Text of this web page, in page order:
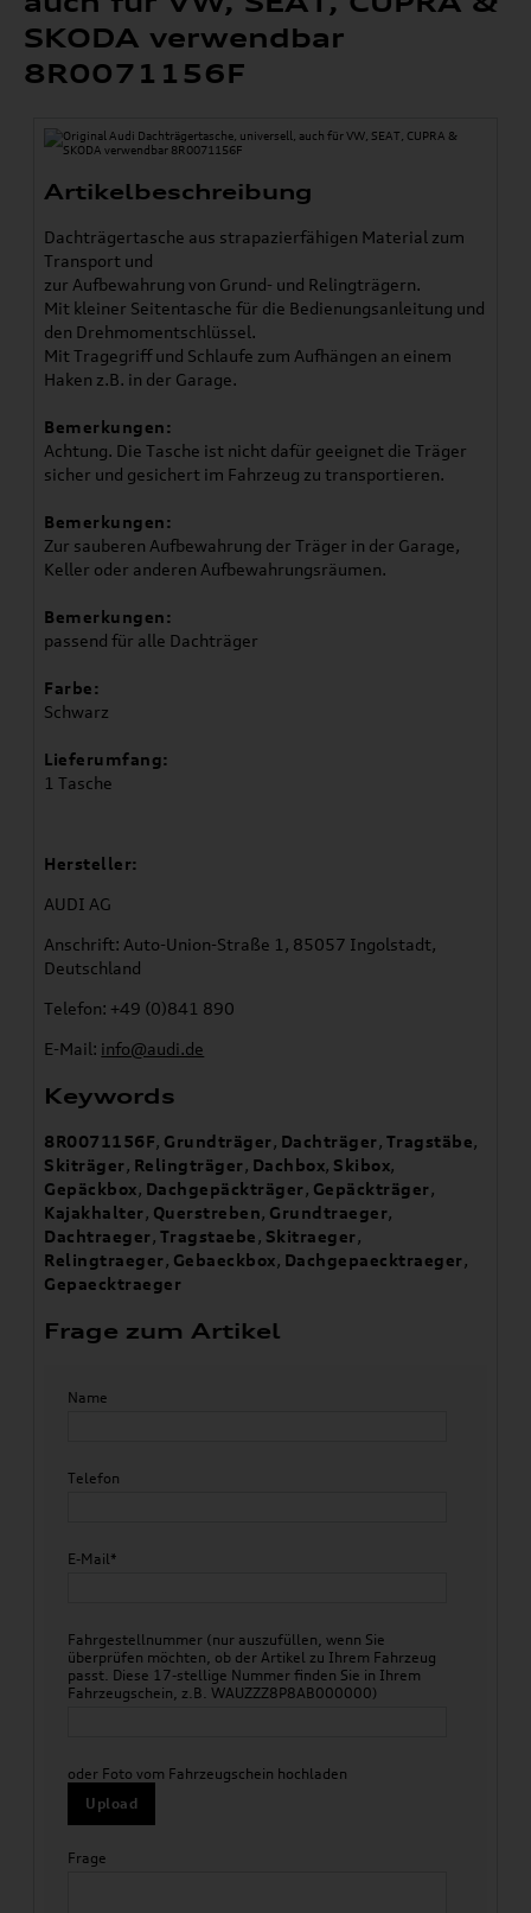
SKODA verwendbar
8R0071156F
Artikelbeschreibung
Dachträgertasche aus strapazierfähigen Material zum
Transport und
zur Aufbewahrung von Grund- und Relingträgern.
Mit kleiner Seitentasche für die Bedienungsanleitung und
den Drehmomentschlüssel.
Mit Tragegriff und Schlaufe zum Aufhängen an einem
Haken z.B. in der Garage.
Bemerkungen:
Achtung. Die Tasche ist nicht dafür geeignet die Träger
sicher und gesichert im Fahrzeug zu transportieren.
Bemerkungen:
Zur sauberen Aufbewahrung der Träger in der Garage,
Keller oder anderen Aufbewahrungsräumen.
Bemerkungen:
passend für alle Dachträger
Farbe:
Schwarz
Lieferumfang:
1 Tasche
Hersteller:
AUDI AG
Anschrift: Auto-Union-Straße 1, 85057 Ingolstadt,
Deutschland
Telefon: +49 (0)841 890
E-Mail: info@audi.de
Keywords
8R0071156F, Grundträger, Dachträger, Tragstäbe,
Skiträger, Relingträger, Dachbox, Skibox,
Gepäckbox, Dachgepäckträger, Gepäckträger,
Kajakhalter, Querstreben, Grundtraeger,
Dachtraeger, Tragstaebe, Skitraeger,
Relingtraeger, Gebaeckbox, Dachgepaecktraeger,
Gepaecktraeger
Frage zum Artikel
Name
Telefon
E-Mail*
Fahrgestellnummer (nur auszufüllen, wenn Sie
überprüfen möchten, ob der Artikel zu Ihrem Fahrzeug
passt. Diese 17-stellige Nummer finden Sie in Ihrem
Fahrzeugschein, z.B. WAUZZZ8P8AB000000)
oder Foto vom Fahrzeugschein hochladen
Upload
Frage